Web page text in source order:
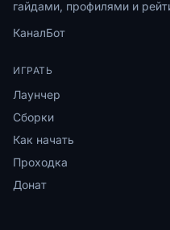
гайдами, профилями и
КаналБот
ИГРАТЬ
Лаунчер
Сборки
Как начать
Проходка
Донат